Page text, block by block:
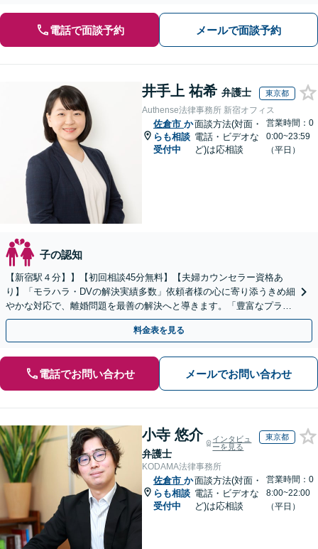
電話で面談予約 メールで面談予約
井手上 祐希 弁護士 東京都
Authense法律事務所 新宿オフィス
佐倉市 か
らも相談
受付中
面談方法(対面・
電話・ビデオな
ど)は応相談
営業時間：0
0:00~23:59
（平日）
子の認知
【新宿駅４分】】【初回相談45分無料】【夫婦カウンセラー資格あ
り】「モラハラ・DVの解決実績多数」依頼者様の心に寄り添うきめ細
やかな対応で、離婚問題を最善の解決へと導きます。「豊富なプラン
で一人一人に最適なサポートを提案」【ビデオ面談可】
料金表を見る
電話でお問い合わせ メールでお問い合わせ
小寺 悠介
弁護士
インタビュ
ーを見る
東京都
KODAMA法律事務所
佐倉市 か
らも相談
受付中
面談方法(対面・
電話・ビデオな
ど)は応相談
営業時間：0
8:00~22:00
（平日）